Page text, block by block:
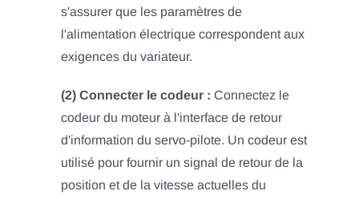
French
s'assurer que les paramètres de
l'alimentation électrique correspondent aux
exigences du variateur.
(2) Connecter le codeur : Connectez le
codeur du moteur à l'interface de retour
d'information du servo-pilote. Un codeur est
utilisé pour fournir un signal de retour de la
position et de la vitesse actuelles du